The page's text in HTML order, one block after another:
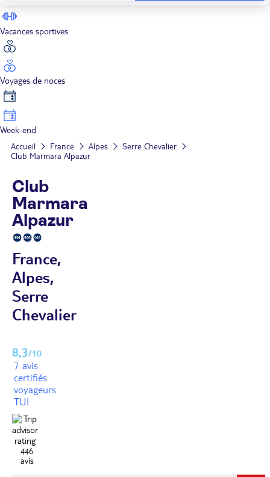
Vacances sportives
Voyages de noces
Week-end
Accueil France Alpes
Serre Chevalier
Club Marmara Alpazur
Club
Marmara
Alpazur
France,
Alpes,
Serre
Chevalier
8,3/10
7 avis
certifiés
voyageurs
TUI
446
avis